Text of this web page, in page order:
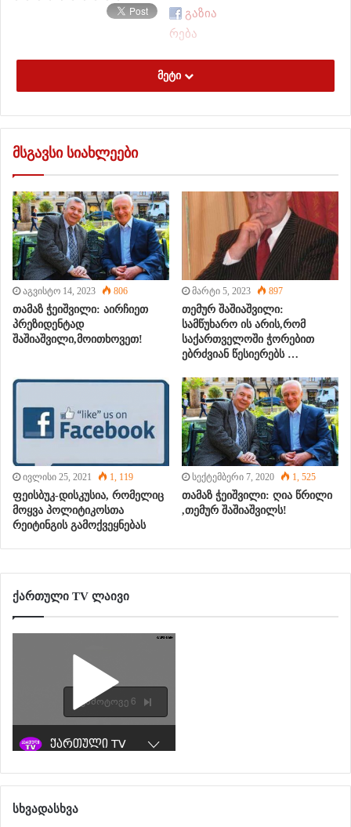
გაზია
რება
მეტი
მსგავსი სიახლეები
აგვისტო 14, 2023 806
თამაზ ჭეიშვილი: აირჩიეთ
პრეზიდენტად
შაშიაშვილი,მოითხოვეთ!
მარტი 5, 2023 897
თემურ შაშიაშვილი:
სამწუხარო ის არის,რომ
საქართველოში ჭორებით
ებრძვიან წესიერებს …
ივლისი 25, 2021 1, 119
ფეისბუკ-დისკუსია, რომელიც
მოყვა პოლიტიკოსთა
რეიტინგის გამოქვეყნებას
სექტემბერი 7, 2020 1, 525
თამაზ ჭეიშვილი: ღია წრილი
,თემურ შაშიაშვილს!
ქართული TV ლაივი
სხვადასხვა